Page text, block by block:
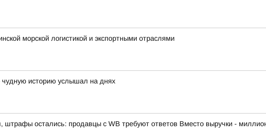
морской логистикой и экспортными отраслями
историю услышал на днях
остались: продавцы с WB требуют ответов Вместо выручки -